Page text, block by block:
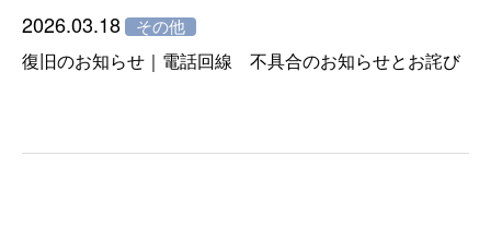
2026.03.18
その他
復旧のお知らせ｜電話回線 不具合のお知らせとお詫び